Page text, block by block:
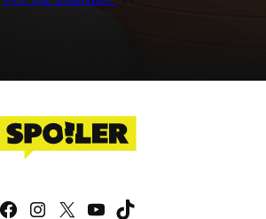
Facebook
Instagram
X YouTube